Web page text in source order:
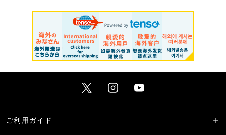
ご利用ガイド